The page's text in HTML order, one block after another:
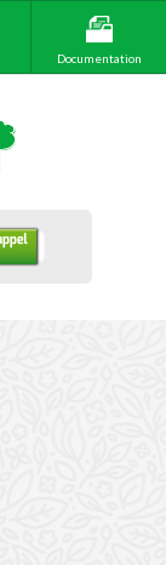
Documentation